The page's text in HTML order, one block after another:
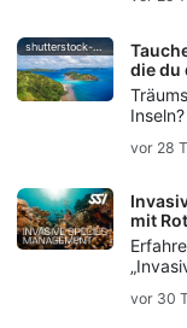
Nacht-
shutterstock-bell-davey-photography
die du
zum
vor 28
mit
vor 30